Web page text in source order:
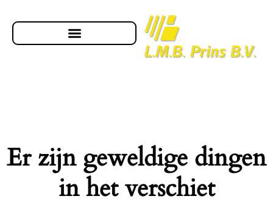
Er zijn geweldige dingen
in het verschiet